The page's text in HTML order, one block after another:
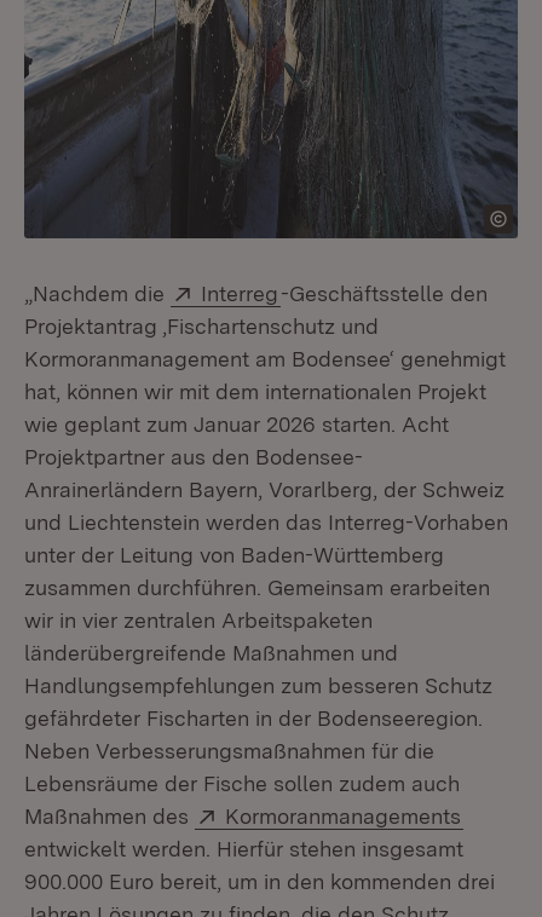
„Nachdem die Extern:
Interreg(Öffnet in neuem Fenster)
-Geschäftsstelle den
Projektantrag ‚Fischartenschutz und
Kormoranmanagement am Bodensee‘ genehmigt
hat, können wir mit dem internationalen Projekt
wie geplant zum Januar 2026 starten. Acht
Projektpartner aus den Bodensee-
Anrainerländern Bayern, Vorarlberg, der Schweiz
und Liechtenstein werden das Interreg-Vorhaben
unter der Leitung von Baden-Württemberg
zusammen durchführen. Gemeinsam erarbeiten
wir in vier zentralen Arbeitspaketen
länderübergreifende Maßnahmen und
Handlungsempfehlungen zum besseren Schutz
gefährdeter Fischarten in der Bodenseeregion.
Neben Verbesserungsmaßnahmen für die
Lebensräume der Fische sollen zudem auch
Maßnahmen des
Extern:
Kormoranmanagements
entwickelt werden. Hierfür stehen insgesamt
900.000 Euro bereit, um in den kommenden drei